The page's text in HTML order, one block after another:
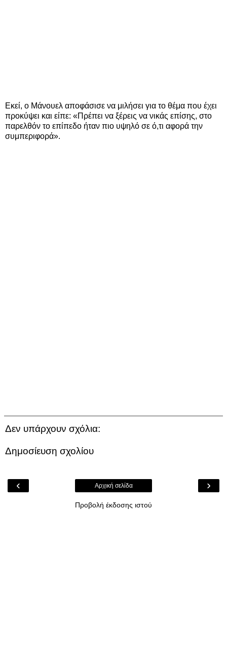
Εκεί, ο Μάνουελ αποφάσισε να μιλήσει για το θέμα που έχει
προκύψει και είπε: «Πρέπει να ξέρεις να νικάς επίσης, στο
παρελθόν το επίπεδο ήταν πιο υψηλό σε ό,τι αφορά την
συμπεριφορά».
Δεν υπάρχουν σχόλια:
Δημοσίευση σχολίου
‹ ›
Αρχική σελίδα
Προβολή έκδοσης ιστού